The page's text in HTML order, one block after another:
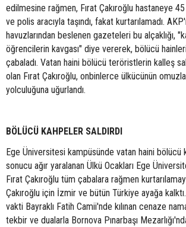
edilmesine rağmen, Fırat Çakıroğlu hastaneye
ve polis aracıyla taşındı, fakat kurtarılamadı.
havuzlarından beslenen gazeteleri bu alçaklığı,
öğrencilerin kavgası" diye vererek, bölücü
çabaladı. Vatan haini bölücü teröristlerin kalleş
olan Fırat Çakıroğlu, onbinlerce ülkücünün
yolculuğuna uğurlandı.
BÖLÜCÜ KAHPELER SALDIRDI
Ege Üniversitesi kampüsünde vatan haini bölücü
sonucu ağır yaralanan Ülkü Ocakları Ege
Fırat Çakıroğlu tüm çabalara rağmen
Çakıroğlu için İzmir ve bütün Türkiye ayağa
vakti Bayraklı Fatih Camii'nde kılınan cenaze
tekbir ve dualarla Bornova Pınarbaşı